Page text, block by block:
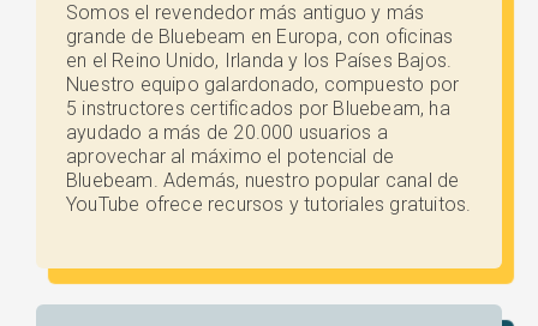
Somos el revendedor más antiguo y más
grande de Bluebeam en Europa, con oficinas
en el Reino Unido, Irlanda y los Países Bajos.
Nuestro equipo galardonado, compuesto por
5 instructores certificados por Bluebeam, ha
ayudado a más de 20.000 usuarios a
aprovechar al máximo el potencial de
Bluebeam. Además, nuestro popular canal de
YouTube ofrece recursos y tutoriales gratuitos.